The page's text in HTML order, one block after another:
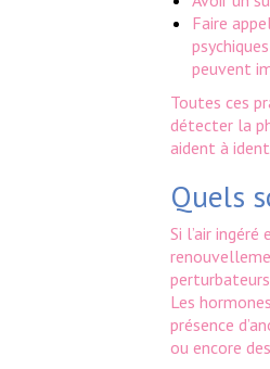
Faire
peuvent
Toutes ces
détecter la
aident à
Quels
Si l’air
Les
présence
ou encore